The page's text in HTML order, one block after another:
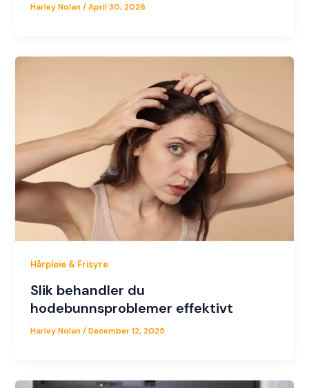
Harley Nolan/April 30, 2026
Hårpleie & Frisyre
Slik behandler du
hodebunnsproblemer effektivt
Harley Nolan/December 12, 2025